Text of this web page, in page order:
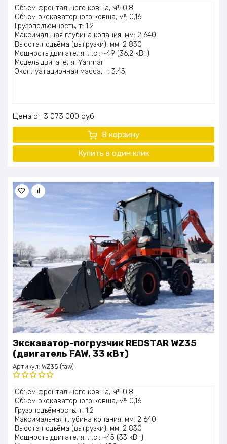
Оценка
5.00из 5
Объём фронтального ковша, м³: 0,8
Объём экскаваторного ковша, м³: 0,16
Грузоподъёмность, т: 1,2
Максимальная глубина копания, мм: 2 640
Высота подъёма (выгрузки), мм: 2 830
Мощность двигателя, л.с.: ~49 (36,2 кВт)
Модель двигателя: Yanmar
Эксплуатационная масса, т: 3,45
Цена 3 073 000 руб.
В корзину
Купить в один клик
Экскаватор-погрузчик REDSTAR WZ35
(двигатель FAW, 33 кВт)
Артикул: WZ35 (faw)
Оценка
5.00из 5
Объём фронтального ковша, м³: 0,8
Объём экскаваторного ковша, м³: 0,16
Грузоподъёмность, т: 1,2
Максимальная глубина копания, мм: 2 640
Высота подъёма (выгрузки), мм: 2 830
Мощность двигателя, л.с.: ~45 (33 кВт)